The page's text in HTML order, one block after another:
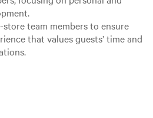
team members to ensure
that values guests’ time and